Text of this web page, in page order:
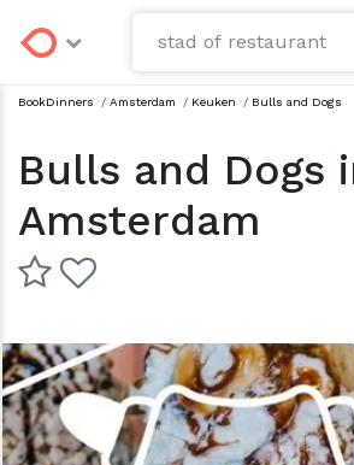
BookDinners / Amsterdam / keuken / Bulls and Dogs
Bulls and Dogs
Amsterdam